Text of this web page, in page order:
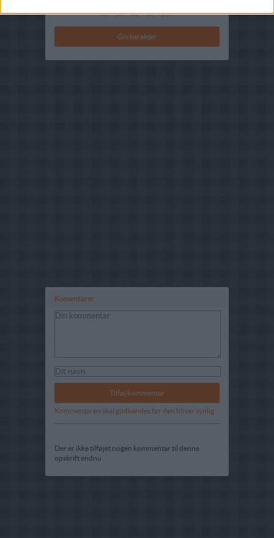
Komentarer
Kommentaren skal godkendes før den bliver synlig
Der er ikke tilføjet nogen kommentar til denne
opskrift endnu